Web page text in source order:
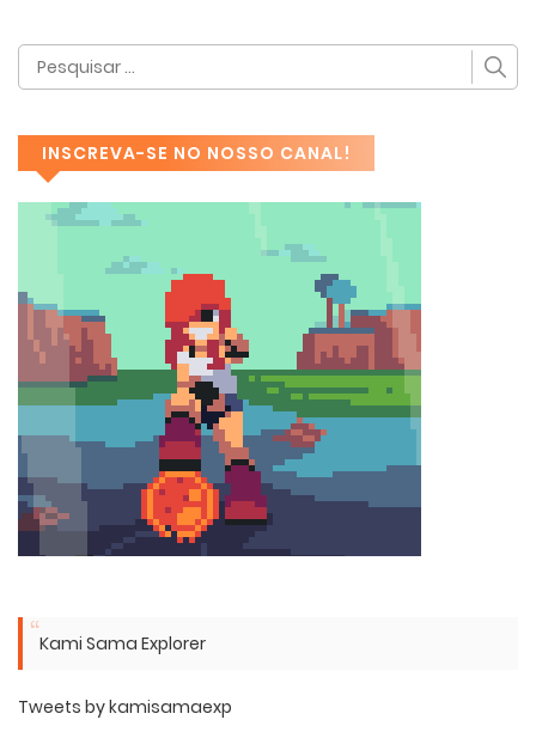
INSCREVA-SE NO NOSSO CANAL!
Kami Sama Explorer
Tweets by kamisamaexp